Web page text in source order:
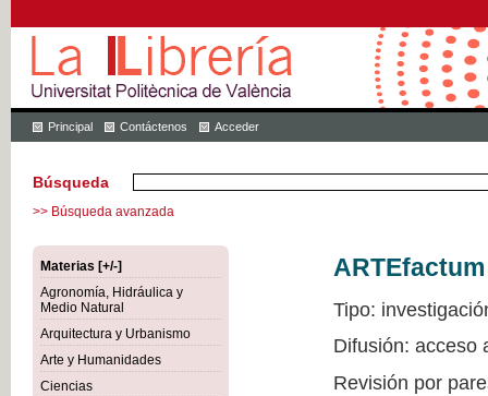
Principal Contáctenos Acceder
Búsqueda
>> Búsqueda avanzada
Materias [+/-]
Agronomía, Hidráulica y
Medio Natural
Arquitectura y Urbanismo
Arte y Humanidades
Ciencias
ARTEfactum
Tipo:
Difusión: acceso
Revisión por